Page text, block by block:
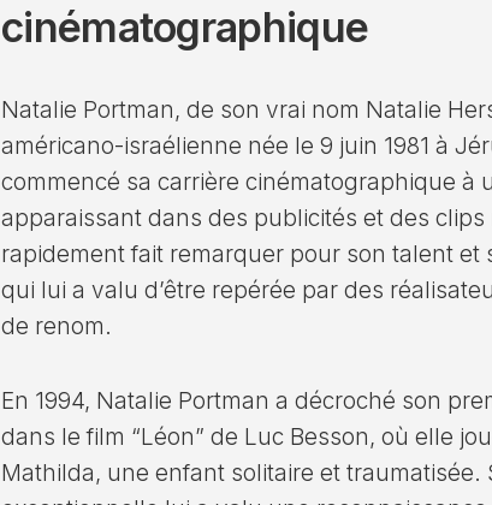
cinématographique
Natalie Portman, de son vrai nom Natalie
américano-israélienne née le 9 juin 1981 à
commencé sa carrière cinématographique à
apparaissant dans des publicités et des clips
rapidement fait remarquer pour son talent et
qui lui a valu d’être repérée par des
de renom.
En 1994, Natalie Portman a décroché son
dans le film “Léon” de Luc Besson, où elle
Mathilda, une enfant solitaire et traumatisée.